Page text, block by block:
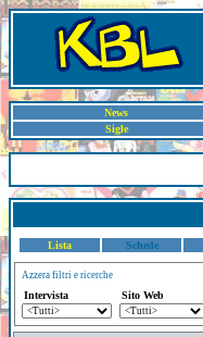
News
Sigle
Lista Schede
Azzera filtri e ricerche
Intervista Sito Web